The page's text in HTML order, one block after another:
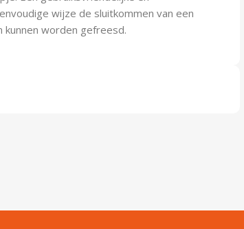
wijze de sluitkommen van een
worden gefreesd.